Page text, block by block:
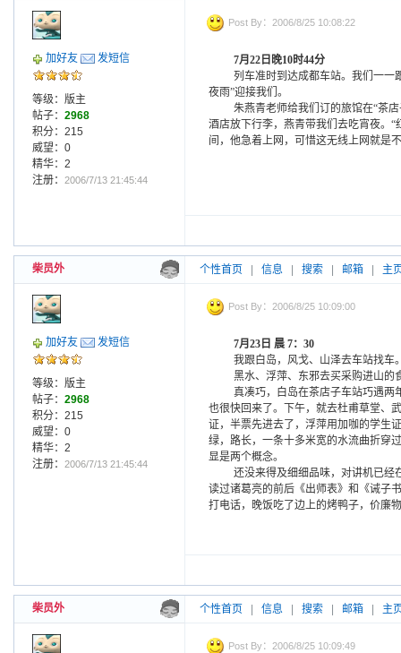
加好友 发短信
等级：版主
帖子： 2968
积分：215
威望：0
精华：2
注册： 2006/7/13 21:45:44
Post By：2006/8/25 10:08:22
7月 22 日晚10时44分
列车准时到达成都车站。我们一一
夜雨”迎接我们。
朱燕青老师给我们订的旅馆在“茶
酒店放下行李，燕青带我们去吃宵夜。“
间，他急着上网，可惜这无线上网就是
柴员外 个性首页 信息 搜索 邮箱 主
加好友 发短信
等级：版主
帖子： 2968
积分：215
威望：0
精华：2
注册： 2006/7/13 21:45:44
Post By：2006/8/25 10:09:00
7月 23 日 晨 7： 30
我跟白岛，风戈、山泽去车站找车
黑水、浮萍、东邪去买采购进山的
真凑巧，白岛在茶店子车站巧遇两
也很快回来了。下午，就去杜甫草堂、
证，半票先进去了，浮萍用加咖的学生
绿，路长，一条十多米宽的水流曲折穿
显是两个概念。
还没来得及细细品味，对讲机已经
读过诸葛亮的前后《出师表》和《诫子
打电话，晚饭吃了边上的烤鸭子，价廉
柴员外 个性首页 信息 搜索 邮箱 主
Post By：2006/8/25 10:09:49